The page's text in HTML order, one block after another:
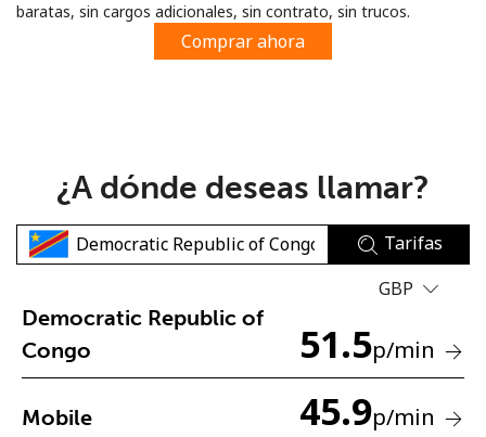
o
Una letra mayúscula y una minúscula
Un número
Un caracter especial
baratas, sin cargos adicionales, sin contrato, sin trucos.
Comprar ahora
¿A dónde deseas llamar?
Tarifas
GBP
Democratic Republic of
Congo
51.5p/min
Mobile 45.9p/min